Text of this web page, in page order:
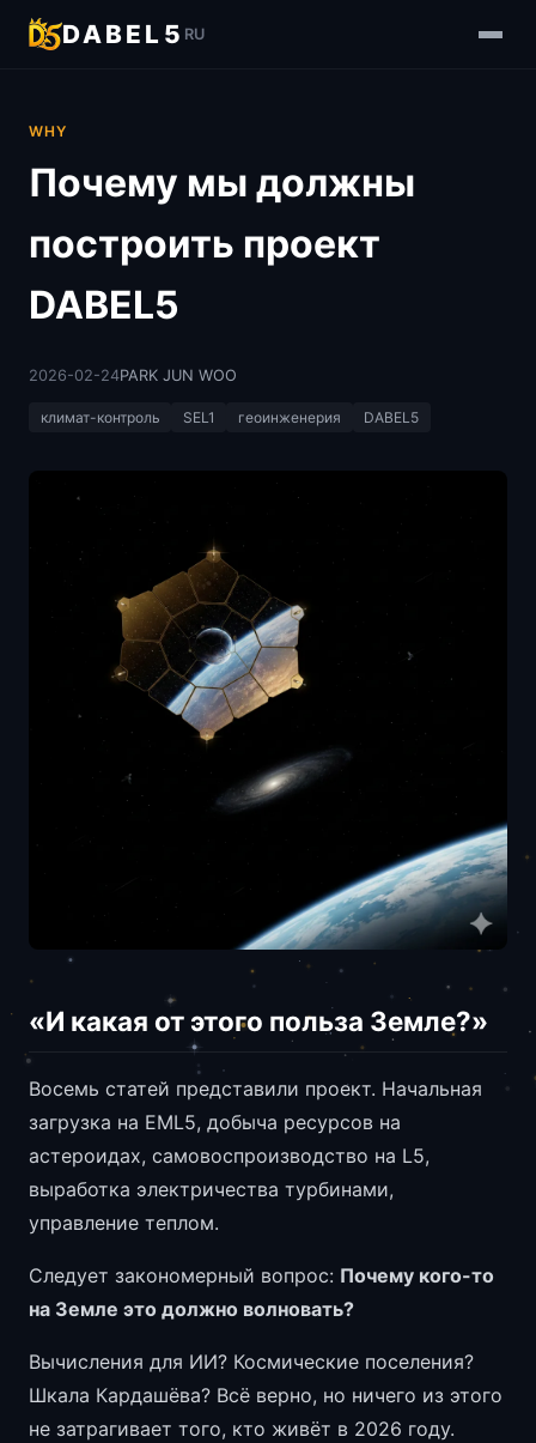
DABEL5 RU
WHY
Почему мы должны
построить проект
DABEL5
2026-02-24PARK JUN WOO
климат-контроль SEL1 геоинженерия DABEL5
«И какая от этого польза Земле?»
Восемь статей представили проект. Начальная
загрузка на EML5, добыча ресурсов на
астероидах, самовоспроизводство на L5,
выработка электричества турбинами,
управление теплом.
Следует закономерный вопрос: Почему кого-то
на Земле это должно волновать?
Вычисления для ИИ? Космические поселения?
Шкала Кардашёва? Всё верно, но ничего из этого
не затрагивает того, кто живёт в 2026 году.